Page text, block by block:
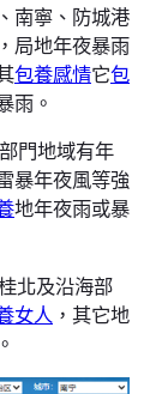
南寧、防城港
局地年夜暴雨
包養感情它包
雨。
門地域有年
暴年夜風等強
地年夜雨或暴
北及沿海部
女人 ，其它地